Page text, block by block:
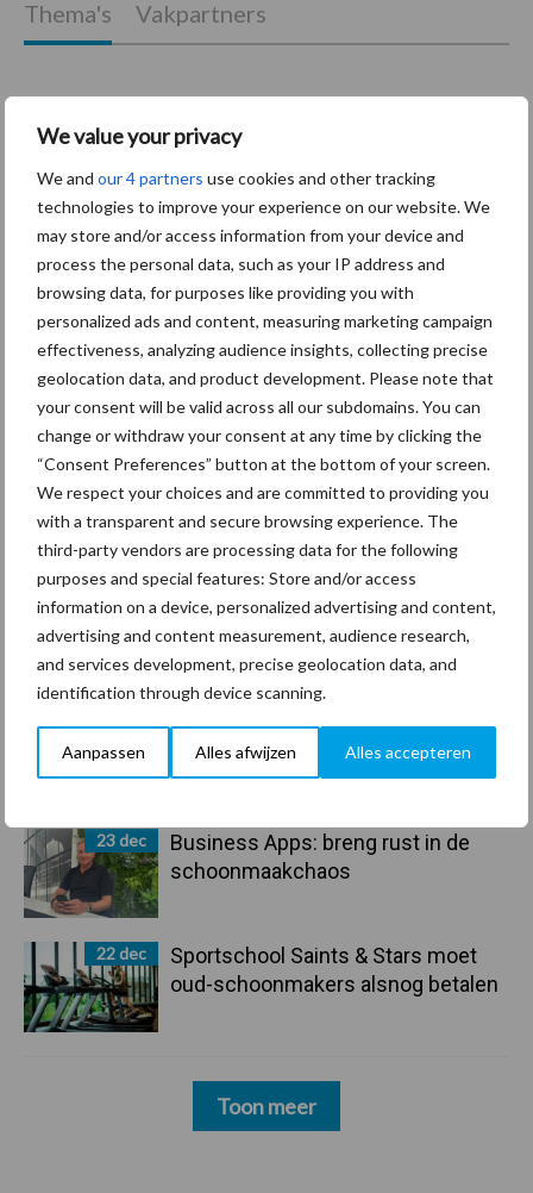
We value your privacy
We and our 4 partners use cookies and other tracking
technologies to improve your experience on our website. We
may store and/or access information from your device and
process the personal data, such as your IP address and
browsing data, for purposes like providing you with
personalized ads and content, measuring marketing campaign
effectiveness, analyzing audience insights, collecting precise
geolocation data, and product development. Please note that
your consent will be valid across all our subdomains. You can
change or withdraw your consent at any time by clicking the
“Consent Preferences” button at the bottom of your screen.
We respect your choices and are committed to providing you
with a transparent and secure browsing experience. The
third-party vendors are processing data for the following
purposes and special features: Store and/or access
information on a device, personalized advertising and content,
advertising and content measurement, audience research,
and services development, precise geolocation data, and
identification through device scanning.
Aanpassen Alles afwijzen Alles accepteren
Primaire
Sidebar
Recent nieuws Partner nieuws
30 dec
Hervorming flexibele
arbeidscontracten kent mitsen en
maren
29 dec
Freddy van de Ridder Cleaners:
“Glazenwassen zit in m’n bloed,
maar innoveren is mijn toekomst”
24 dec
Friendship Sports Centre maakt
vrienden voor het leven
23 dec
Business Apps: breng rust in de
schoonmaakchaos
22 dec
Sportschool Saints & Stars moet
oud-schoonmakers alsnog betalen
Toon meer
Thema's Vakpartners
Coronavirus
Toon meer